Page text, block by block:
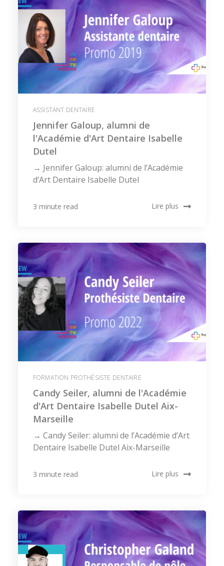
ASSISTANT DENTAIRE
Jennifer Galoup, alumni de
l'Académie d'Art Dentaire Isabelle
Dutel
→ Jennifer Galoup: alumni de l’Académie
d’Art Dentaire Isabelle Dutel
3 minute read Lire plus
FORMATION PROTHÉSISTE DENTAIRE
Candy Seiler, alumni de l'Académie
d'Art Dentaire Isabelle Dutel Aix-
Marseille
→ Candy Seiler: alumni de l’Académie d’Art
Dentaire Isabelle Dutel Aix-Marseille
3 minute read Lire plus